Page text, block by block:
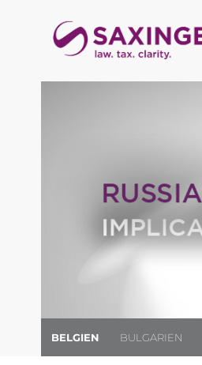
BELGIEN BULGARIEN